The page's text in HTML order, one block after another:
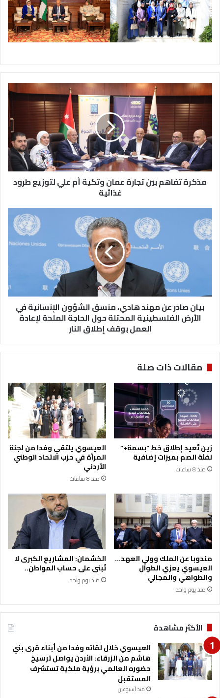
مذكرة
تفاهم
بين
تجارة
عمان
وتكية
أم
لتوزيع
طرود
مذكرة تفاهم بين تجارة عمان وتكية أم علي لتوزيع طرود
غذائية
صادر
عن
مهند
هادي،
في
الأرض
الفلسطينية
الحاجة
لإعادة
إطلاق
النار
بيان صادر عن مهند هادي، منسق الشؤون الإنسانية في
الأرض الفلسطينية المحتلة حول الحاجة الملحة لإعادة
العمل بوقف إطلاق النار
مقالات ذات صلة
زين تُعيد إطلاق خط “بسمة+”
لفئة الصم بميزات إضافية
منذ 8 ساعات
العيسوي يلتقي وفدا من لجنة
المرأة في حزب الاتحاد الوطني
الأردني
منذ 8 ساعات
مندوبا عن الملك وولي العهد…
العيسوي يعزي الطوال
والطواهي والمجالي
منذ يوم واحد
الخشمان: المشاريع الكبرى لا
تُبنى على حساب المواطن..
منذ يوم واحد
الأكثر مشاهدة
العيسوي خلال لقائه وفدا من أبناء قرى بني
هاشم من الزرقاء: الأردن يواصل ترسيخ
حضوره العالمي برؤية ملكية تستشرف
المستقبل
منذ أسبوعين